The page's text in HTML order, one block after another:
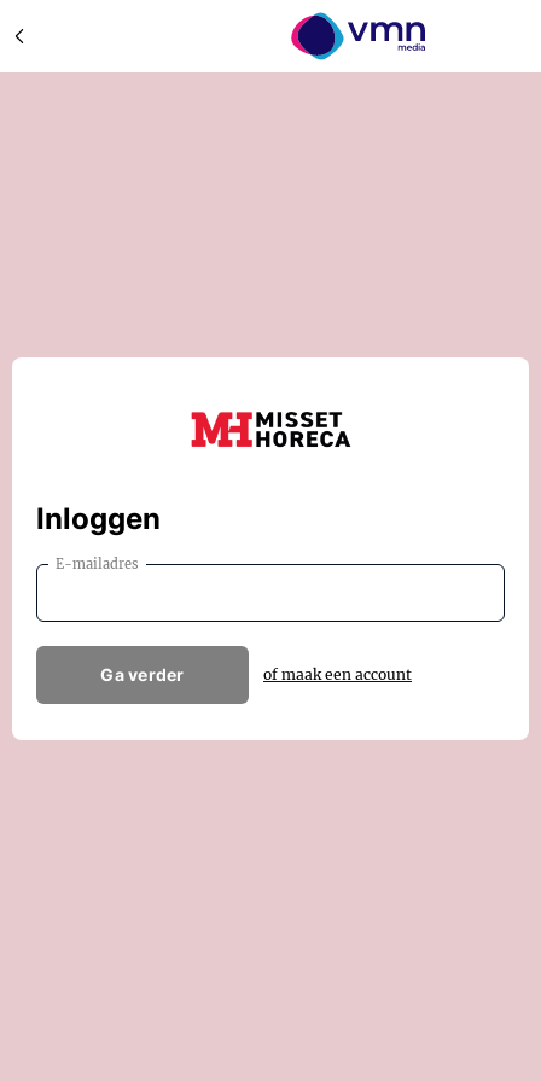
Inloggen
E-mailadres
Ga verder of maak een account